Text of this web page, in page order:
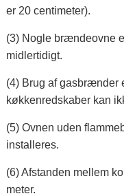
er 20 centimeter).
(3) Nogle brændeovne
midlertidigt.
(4) Brug af gasbrænder
køkkenredskaber kan
(5) Ovnen uden
installeres.
(6) Afstanden mellem
meter.